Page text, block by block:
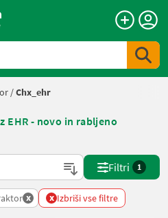
/Chx_ehr
- novo in rabljeno
Filtri 1
x x Izbriši vse filtre